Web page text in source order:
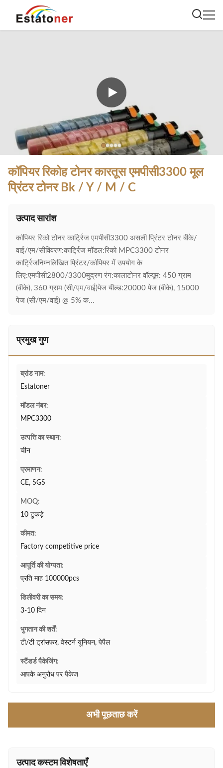
कॉपियर रिकोह टोनर कारतूस एमपीसी3300 मूल
प्रिंटर टोनर Bk / Y / M / C
उत्पाद सारांश
कॉपियर रिको टोनर कार्ट्रिज एमपीसी3300 असली प्रिंटर टोनर बीके/
वाई/एम/सीविवरण:कार्ट्रिज मॉडल:रिको MPC3300 टोनर
कार्ट्रिजनिम्नलिखित प्रिंटर/कॉपियर में उपयोग के
लिए:एमपीसी2800/3300मुद्रण रंग:कालाटोनर वॉल्यूम: 450 ग्राम
(बीके), 360 ग्राम (सी/एम/वाई)पेज यील्ड:20000 पेज (बीके), 15000
पेज (सी/एम/वाई) @ 5% क...
प्रमुख गुण
ब्रांड नाम:
Estatoner
मॉडल नंबर:
MPC3300
उत्पत्ति का स्थान:
चीन
प्रमाणन:
CE, SGS
MOQ:
10 टुकड़े
कीमत:
Factory competitive price
आपूर्ति की योग्यता:
प्रति माह 100000pcs
डिलीवरी का समय:
3-10 दिन
भुगतान की शर्तें:
टी/टी ट्रांसफर, वेस्टर्न यूनियन, पेपैल
स्टैंडर्ड पैकेजिंग:
आपके अनुरोध पर पैकेज
अभी पूछताछ करें
उत्पाद कस्टम विशेषताएँ